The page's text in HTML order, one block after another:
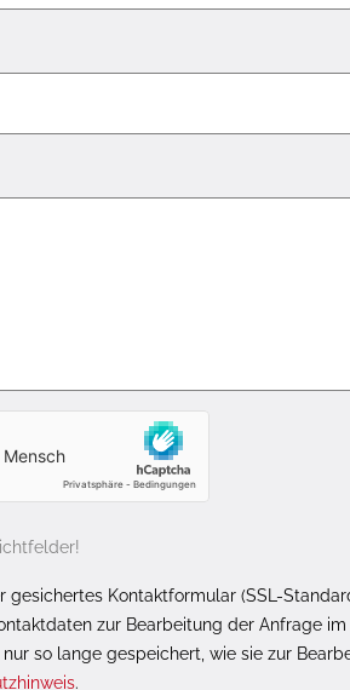
gesichertes Kontaktformular (SSL-
zur Bearbeitung der Anfrage
so lange gespeichert, wie sie zur
.